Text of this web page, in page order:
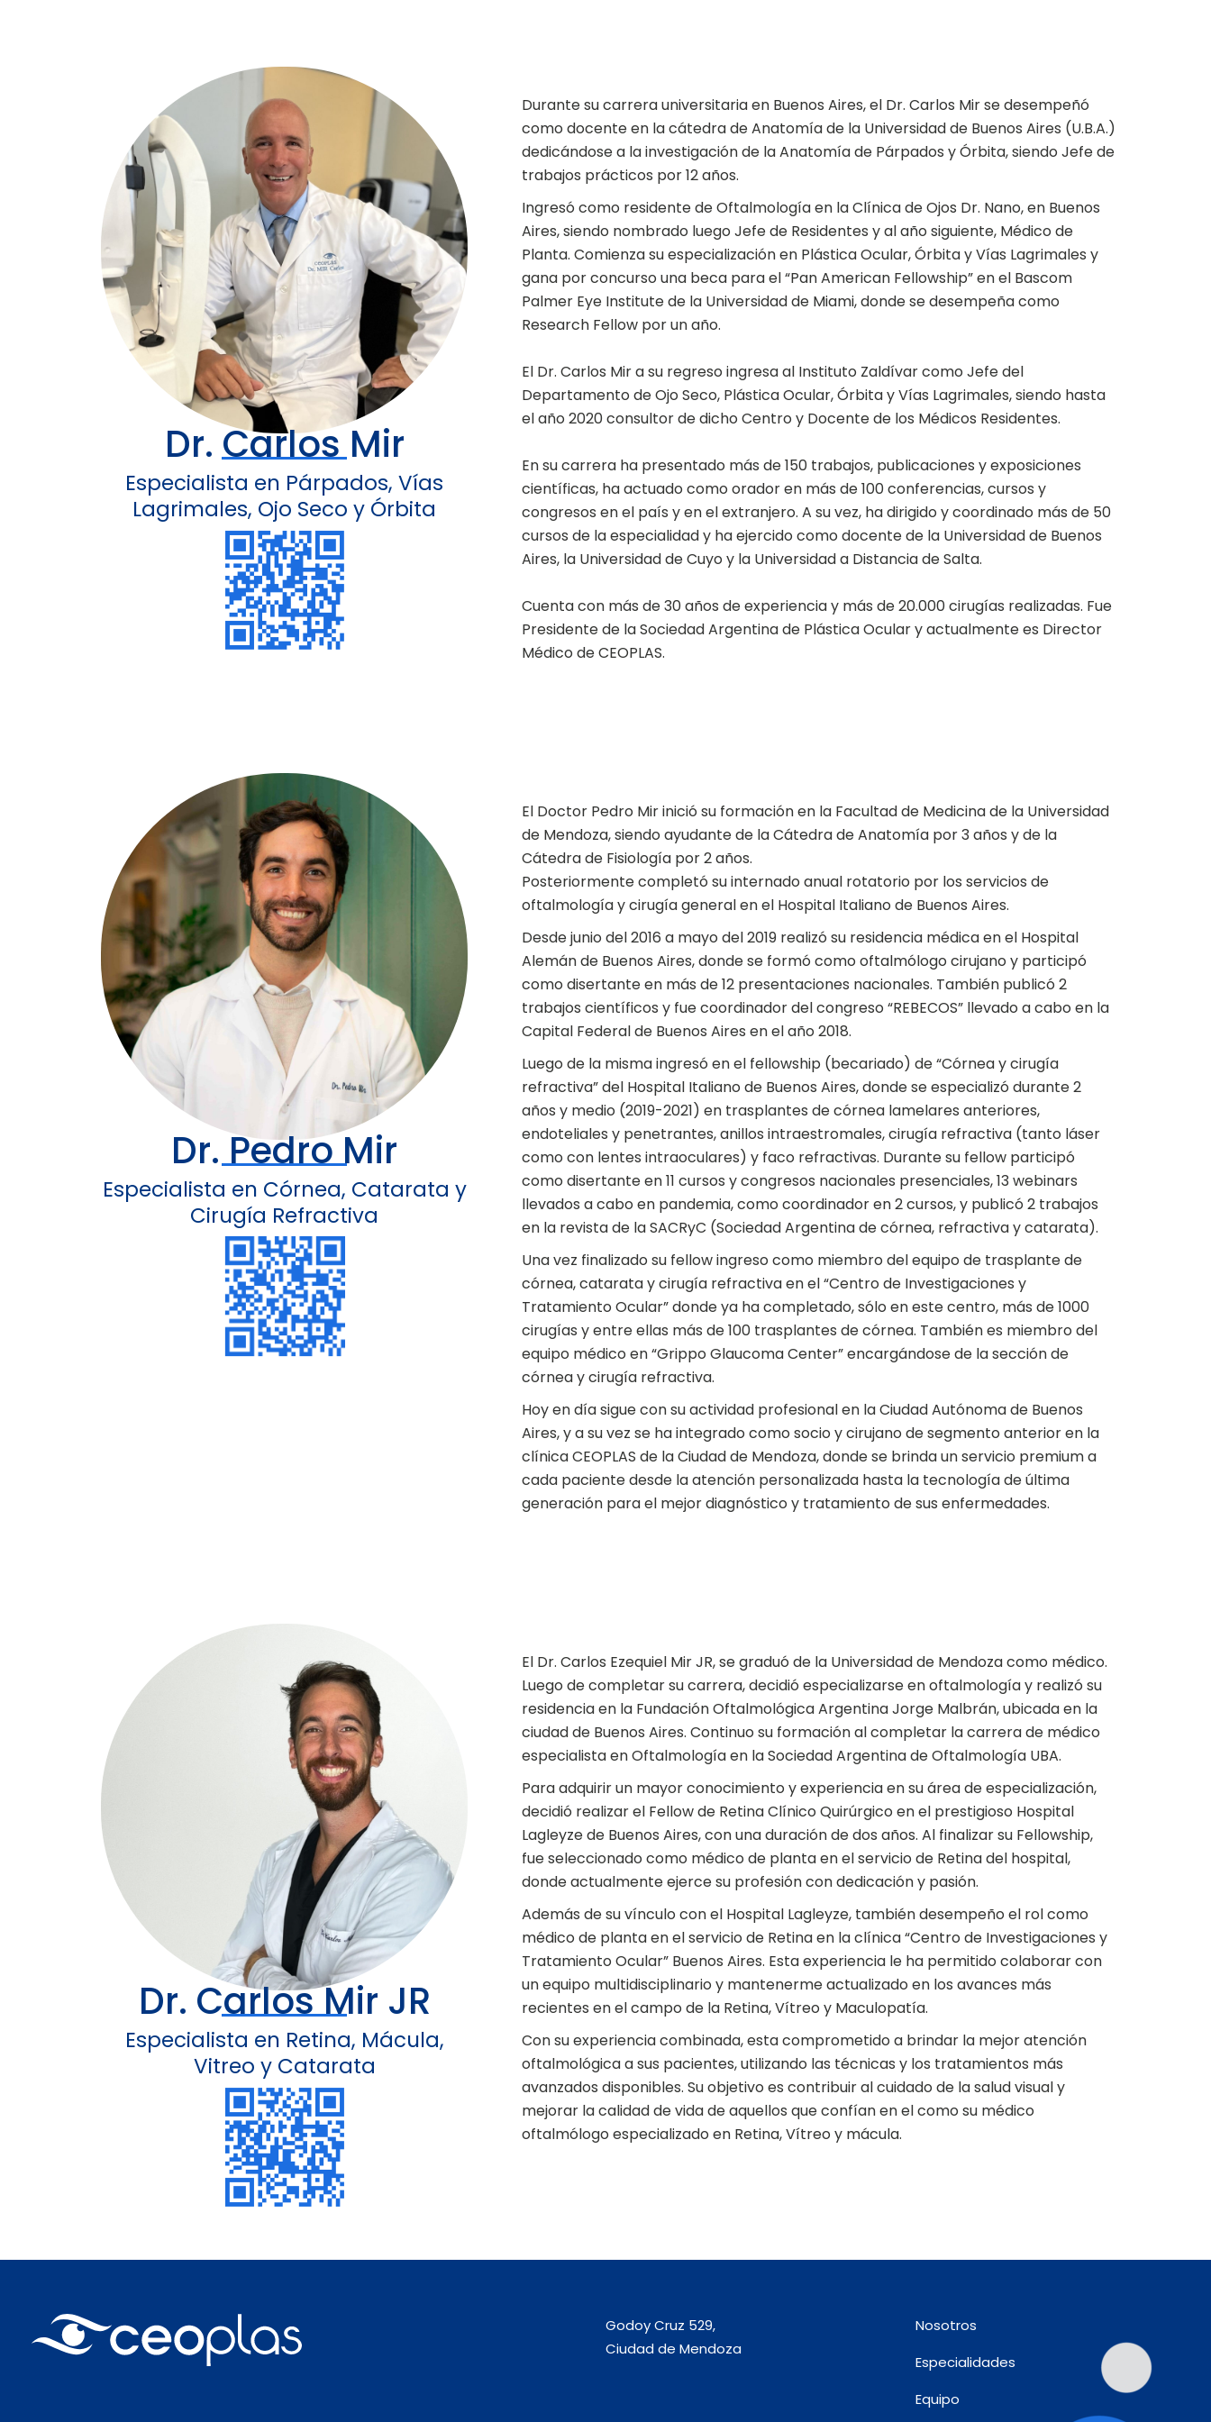
Dr. Carlos Mir
Especialista en Párpados, Vías
Lagrimales, Ojo Seco y Órbita
Durante su carrera universitaria en Buenos Aires, el Dr. Carlos Mir se desempeñó
como docente en la cátedra de Anatomía de la Universidad de Buenos Aires (U.B.A.)
dedicándose a la investigación de la Anatomía de Párpados y Órbita, siendo Jefe de
trabajos prácticos por 12 años.
Ingresó como residente de Oftalmología en la Clínica de Ojos Dr. Nano, en Buenos
Aires, siendo nombrado luego Jefe de Residentes y al año siguiente, Médico de
Planta. Comienza su especialización en Plástica Ocular, Órbita y Vías Lagrimales y
gana por concurso una beca para el “Pan American Fellowship” en el Bascom
Palmer Eye Institute de la Universidad de Miami, donde se desempeña como
Research Fellow por un año.
El Dr. Carlos Mir a su regreso ingresa al Instituto Zaldívar como Jefe del
Departamento de Ojo Seco, Plástica Ocular, Órbita y Vías Lagrimales, siendo hasta
el año 2020 consultor de dicho Centro y Docente de los Médicos Residentes.
En su carrera ha presentado más de 150 trabajos, publicaciones y exposiciones
científicas, ha actuado como orador en más de 100 conferencias, cursos y
congresos en el país y en el extranjero. A su vez, ha dirigido y coordinado más de 50
cursos de la especialidad y ha ejercido como docente de la Universidad de Buenos
Aires, la Universidad de Cuyo y la Universidad a Distancia de Salta.
Cuenta con más de 30 años de experiencia y más de 20.000 cirugías realizadas. Fue
Presidente de la Sociedad Argentina de Plástica Ocular y actualmente es Director
Médico de CEOPLAS.
Dr. Pedro Mir
Especialista en Córnea, Catarata y
Cirugía Refractiva
El Doctor Pedro Mir inició su formación en la Facultad de Medicina de la Universidad
de Mendoza, siendo ayudante de la Cátedra de Anatomía por 3 años y de la
Cátedra de Fisiología por 2 años.
Posteriormente completó su internado anual rotatorio por los servicios de
oftalmología y cirugía general en el Hospital Italiano de Buenos Aires.
Desde junio del 2016 a mayo del 2019 realizó su residencia médica en el Hospital
Alemán de Buenos Aires, donde se formó como oftalmólogo cirujano y participó
como disertante en más de 12 presentaciones nacionales. También publicó 2
trabajos científicos y fue coordinador del congreso “REBECOS” llevado a cabo en la
Capital Federal de Buenos Aires en el año 2018.
Luego de la misma ingresó en el fellowship (becariado) de “Córnea y cirugía
refractiva” del Hospital Italiano de Buenos Aires, donde se especializó durante 2
años y medio (2019-2021) en trasplantes de córnea lamelares anteriores,
endoteliales y penetrantes, anillos intraestromales, cirugía refractiva (tanto láser
como con lentes intraoculares) y faco refractivas. Durante su fellow participó
como disertante en 11 cursos y congresos nacionales presenciales, 13 webinars
llevados a cabo en pandemia, como coordinador en 2 cursos, y publicó 2 trabajos
en la revista de la SACRyC (Sociedad Argentina de córnea, refractiva y catarata).
Una vez finalizado su fellow ingreso como miembro del equipo de trasplante de
córnea, catarata y cirugía refractiva en el “Centro de Investigaciones y
Tratamiento Ocular” donde ya ha completado, sólo en este centro, más de 1000
cirugías y entre ellas más de 100 trasplantes de córnea. También es miembro del
equipo médico en “Grippo Glaucoma Center” encargándose de la sección de
córnea y cirugía refractiva.
Hoy en día sigue con su actividad profesional en la Ciudad Autónoma de Buenos
Aires, y a su vez se ha integrado como socio y cirujano de segmento anterior en la
clínica CEOPLAS de la Ciudad de Mendoza, donde se brinda un servicio premium a
cada paciente desde la atención personalizada hasta la tecnología de última
generación para el mejor diagnóstico y tratamiento de sus enfermedades.
Dr. Carlos Mir JR
Especialista en Retina, Mácula,
Vitreo y Catarata
El Dr. Carlos Ezequiel Mir JR, se graduó de la Universidad de Mendoza como médico.
Luego de completar su carrera, decidió especializarse en oftalmología y realizó su
residencia en la Fundación Oftalmológica Argentina Jorge Malbrán, ubicada en la
ciudad de Buenos Aires. Continuo su formación al completar la carrera de médico
especialista en Oftalmología en la Sociedad Argentina de Oftalmología UBA.
Para adquirir un mayor conocimiento y experiencia en su área de especialización,
decidió realizar el Fellow de Retina Clínico Quirúrgico en el prestigioso Hospital
Lagleyze de Buenos Aires, con una duración de dos años. Al finalizar su Fellowship,
fue seleccionado como médico de planta en el servicio de Retina del hospital,
donde actualmente ejerce su profesión con dedicación y pasión.
Además de su vínculo con el Hospital Lagleyze, también desempeño el rol como
médico de planta en el servicio de Retina en la clínica “Centro de Investigaciones y
Tratamiento Ocular” Buenos Aires. Esta experiencia le ha permitido colaborar con
un equipo multidisciplinario y mantenerme actualizado en los avances más
recientes en el campo de la Retina, Vítreo y Maculopatía.
Con su experiencia combinada, esta comprometido a brindar la mejor atención
oftalmológica a sus pacientes, utilizando las técnicas y los tratamientos más
avanzados disponibles. Su objetivo es contribuir al cuidado de la salud visual y
mejorar la calidad de vida de aquellos que confían en el como su médico
oftalmólogo especializado en Retina, Vítreo y mácula.
Godoy Cruz 529,
Ciudad de Mendoza
Nosotros
Especialidades
Equipo